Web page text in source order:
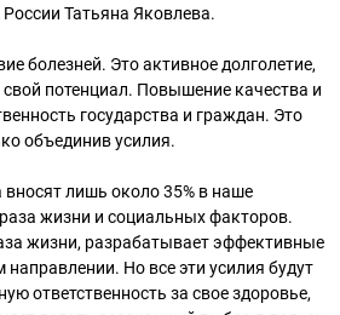
Татьяна Яковлева.
болезней. Это активное долголетие,
потенциал. Повышение качества и
государства и граждан. Это
объединив усилия.
лишь около 35% в наше
жизни и социальных факторов.
жизни, разрабатывает эффективные
Но все эти усилия будут
ответственность за свое здоровье,